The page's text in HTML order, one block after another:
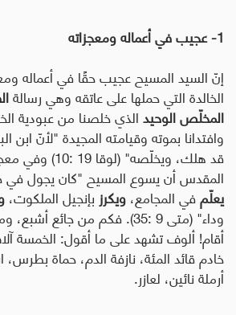
1- عجيب في أعماله ومعجزاته
إنّ السيد المسيح عجيب حقًا في أعماله
الخالدة التي حملها على عاتقه وهي رسالة
المخلّص الوحيدالذي خلصنا من عبودية
وافتدانا بموته وقيامته المجيدة "لأنّ ابن
قد هلك، ويخلّصه"
المقدس أن يسوع المسيح "كان يجول في
يعلّمفي المجامع،ويكرز بإنجيل الملكوت،
وداء" (متى 9 :35). فكم من جائع
أقام! ألوف تشهد على ما أقول: الخمسة
خادم قائد المئة، نازفة الدم، حماة بطرس،
أرملة نائين، لعازر.